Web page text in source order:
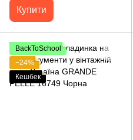
Купити
BackToSchool
−24%
Кешбек